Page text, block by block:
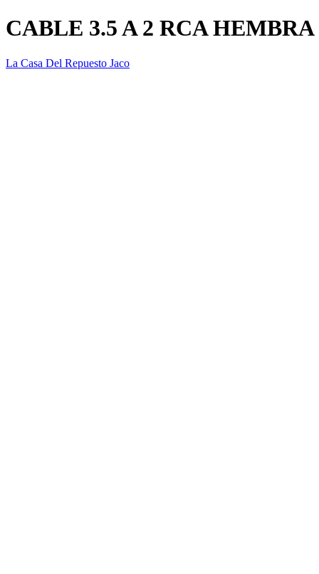
CABLE 3.5 A 2 RCA HEMBRA
La Casa Del Repuesto Jaco